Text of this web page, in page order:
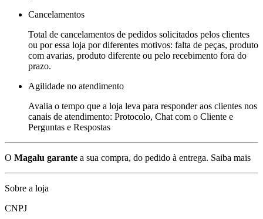
Cancelamentos
Total de cancelamentos de pedidos solicitados pelos clientes
ou por essa loja por diferentes motivos: falta de peças, produto
com avarias, produto diferente ou pelo recebimento fora do
prazo.
Agilidade no atendimento
Avalia o tempo que a loja leva para responder aos clientes nos
canais de atendimento: Protocolo, Chat com o Cliente e
Perguntas e Respostas
O Magalu garante a sua compra, do pedido à entrega. Saiba mais
Sobre a loja
CNPJ